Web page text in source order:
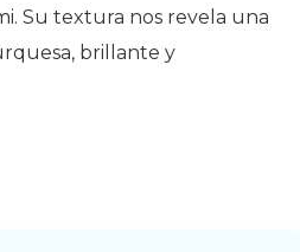
Su textura nos revela una
brillante y